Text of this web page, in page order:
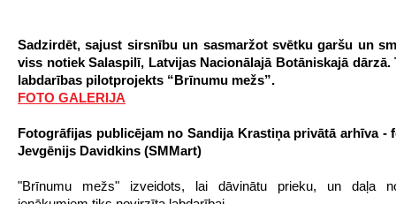
Sadzirdēt, sajust sirsnību un sasmaržot svētku garšu un
viss notiek Salaspilī, Latvijas Nacionālajā Botāniskajā dārzā.
labdarības pilotprojekts “Brīnumu mežs”.
FOTO GALERIJA
Fotogrāfijas publicējam no Sandija Krastiņa privātā arhīva -
Jevgēnijs Davidkins (SMMart)
"Brīnumu mežs" izveidots, lai dāvinātu prieku, un daļa